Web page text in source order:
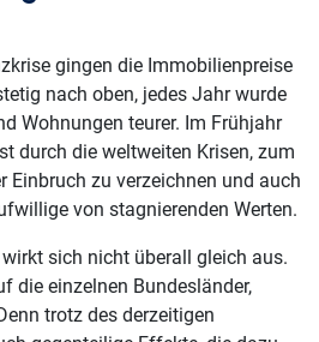
gingen die Immobilienpreise
nach oben, jedes Jahr wurde
Wohnungen teurer. Im Frühjahr
durch die weltweiten Krisen, zum
Einbruch zu verzeichnen und auch
von stagnierenden Werten.
sich nicht überall gleich aus.
die einzelnen Bundesländer,
trotz des derzeitigen